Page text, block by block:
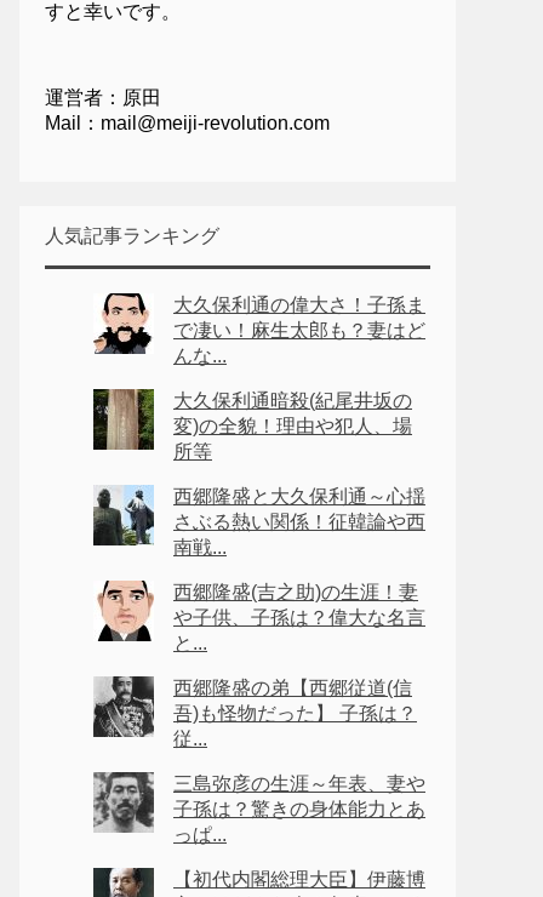
すと幸いです。
運営者：原田
Mail：mail@meiji-revolution.com
人気記事ランキング
大久保利通の偉大さ！子孫ま
で凄い！麻生太郎も？妻はど
んな...
大久保利通暗殺(紀尾井坂の
変)の全貌！理由や犯人、場
所等
西郷隆盛と大久保利通～心揺
さぶる熱い関係！征韓論や西
南戦...
西郷隆盛(吉之助)の生涯！妻
や子供、子孫は？偉大な名言
と...
西郷隆盛の弟【西郷従道(信
吾)も怪物だった】 子孫は？
従...
三島弥彦の生涯～年表、妻や
子孫は？驚きの身体能力とあ
っぱ...
【初代内閣総理大臣】伊藤博